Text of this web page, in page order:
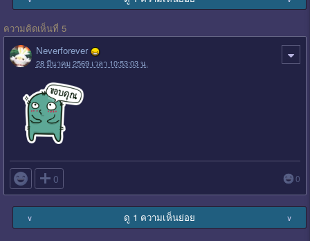
ความคิดเห็นที่ 5
Neverforever
28 มีนาคม 2569 เวลา 10:53:03 น.
 0 0
∨ ดู 1 ความเห็นย่อย ∨